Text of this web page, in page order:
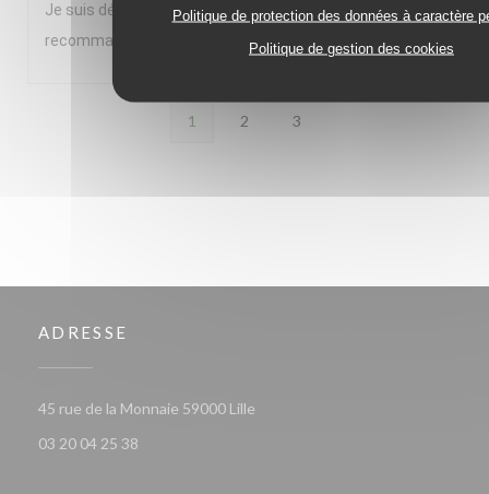
Politique de protection des données à caractère
Politique de gestion des cookies
Je suis déjà venu 5 à 6 fois et je reviendrais. Je le
recommande à des amis
1 2 3
ADRESSE
45 rue de la Monnaie 59000 Lille
03 20 04 25 38